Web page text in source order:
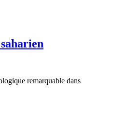
remarquable dans